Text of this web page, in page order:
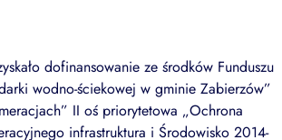
dofinansowanie ze środków Funduszu
wodno-ściekowej w gminie Zabierzów”
II oś priorytetowa „Ochrona
infrastruktura i Środowisko 2014-